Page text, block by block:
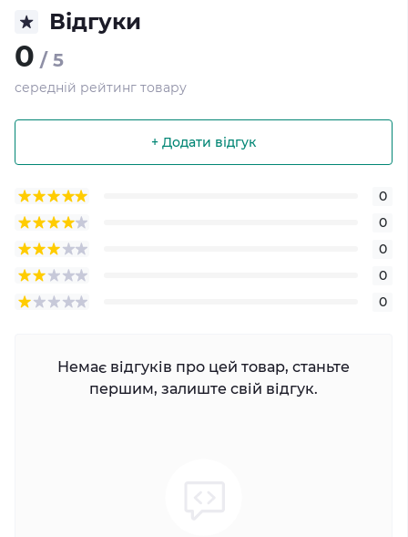
Відгуки
0 / 5
середній рейтинг товару
+ Додати відгук
0
0
0
0
0
Немає відгуків про цей товар, станьте
першим, залиште свій відгук.